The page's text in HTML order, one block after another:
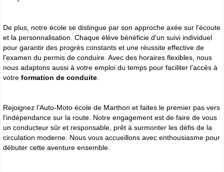
De plus, notre école se distingue par son approche axée sur l'écoute
et la personnalisation. Chaque élève bénéficie d'un suivi individuel
pour garantir des progrès constants et une réussite effective de
l'examen du permis de conduire. Avec des horaires flexibles, nous
nous adaptons aussi à votre emploi du temps pour faciliter l’accès à
votre formation de conduite
Rejoignez l’Auto-Moto école de Marthon et faites le premier pas vers
l'indépendance sur la route. Notre engagement est de faire de vous
un conducteur sûr et responsable, prêt à surmonter les défis de la
circulation moderne. Nous vous accueillons avec enthousiasme pour
débuter cette aventure ensemble.